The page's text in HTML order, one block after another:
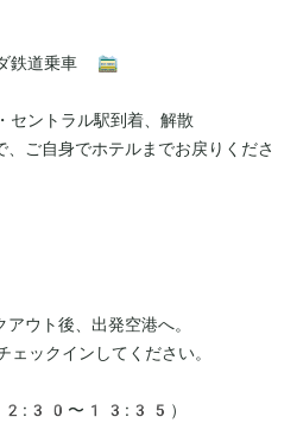
鉄道乗車 🚞
ントラル駅到着、解散
ご自身でホテルまでお戻りくださ
ウト後、出発空港へ。
ックインしてください。
12:30〜13:35）